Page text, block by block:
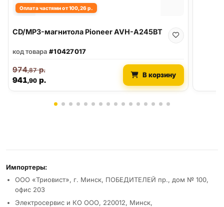
Оплата частями от 100,26 р.
CD/MP3-магнитола Pioneer AVH-A245BT
код товара #10427017
941,90 р.
974,87р.
В корзину
Реквизиты и условия
Импортеры:
ООО «Триовист», г. Минск, ПОБЕДИТЕЛЕЙ пр., дом № 100,
офис 203
Электросервис и КО ООО, 220012, Минск,